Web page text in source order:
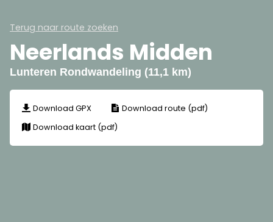
Terug naar route zoeken
Neerlands Midden
Lunteren Rondwandeling (11,1 km)
Download GPX
Download route (pdf)
Download kaart (pdf)